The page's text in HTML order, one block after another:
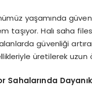
yaşamında
taşıyor. Halı saha
güvenliği
üretilerek uzun
Sahalarında